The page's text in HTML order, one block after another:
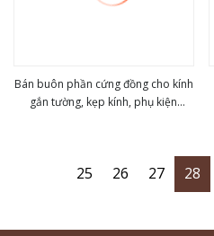
Bán buôn phần cứng đồng cho kính
gắn tường, kẹp kính, phụ kiện
25 26 27 28